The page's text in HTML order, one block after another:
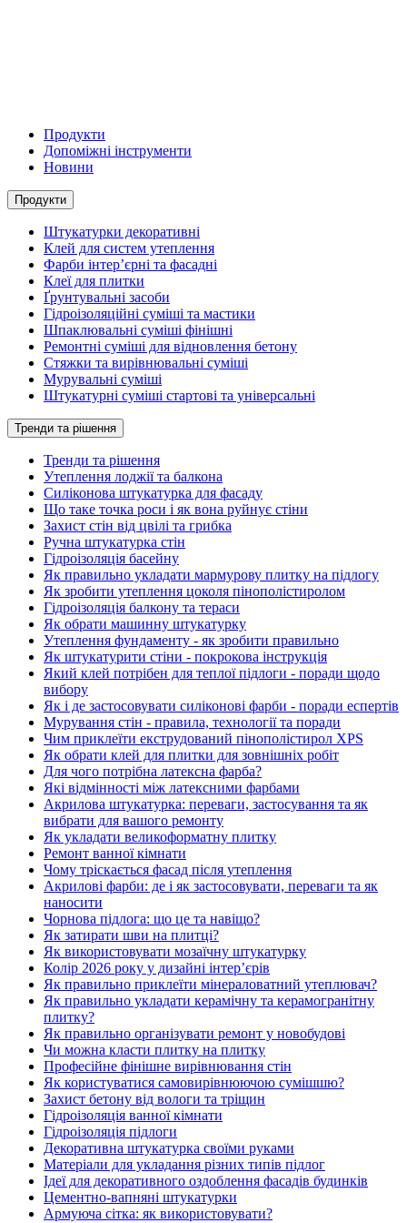
Продукти
Допоміжні інструменти
Новини
Продукти
Штукатурки декоративні
Клей для систем утеплення
Фарби інтер’єрні та фасадні
Клеї для плитки
Ґрунтувальні засоби
Гідроізоляційні суміші та мастики
Шпаклювальні суміші фінішні
Ремонтні суміші для відновлення бетону
Стяжки та вирівнювальні суміші
Мурувальні суміші
Штукатурні суміші стартові та універсальні
Тренди та рішення
Тренди та рішення
Утеплення лоджії та балкона
Силіконова штукатурка для фасаду
Що таке точка роси і як вона руйнує стіни
Захист стін від цвілі та грибка
Ручна штукатурка стін
Гідроізоляція басейну
Як правильно укладати мармурову плитку на підлогу
Як зробити утеплення цоколя пінополістиролом
Гідроізоляція балкону та тераси
Як обрати машинну штукатурку
Утеплення фундаменту - як зробити правильно
Як штукатурити стіни - покрокова інструкція
Який клей потрібен для теплої підлоги - поради щодо
вибору
Як і де застосовувати силіконові фарби - поради еспертів
Мурування стін - правила, технології та поради
Чим приклеїти екструдований пінополістирол XPS
Як обрати клей для плитки для зовнішніх робіт
Для чого потрібна латексна фарба?
Які відмінності між латексними фарбами
Акрилова штукатурка: переваги, застосування та як
вибрати для вашого ремонту
Як укладати великоформатну плитку
Ремонт ванної кімнати
Чому тріскається фасад після утеплення
Акрилові фарби: де і як застосовувати, переваги та як
наносити
Чорнова підлога: що це та навіщо?
Як затирати шви на плитці?
Як використовувати мозаїчну штукатурку
Колір 2026 року у дизайні інтерʼєрів
Як правильно приклеїти мінераловатний утеплювач?
Як правильно укладати керамічну та керамогранітну
плитку?
Як правильно організувати ремонт у новобудові
Чи можна класти плитку на плитку
Професійне фінішне вирівнювання стін
Як користуватися самовирівнюючою сумішшю?
Захист бетону від вологи та тріщин
Гідроізоляція ванної кімнати
Гідроізоляція підлоги
Декоративна штукатурка своїми руками
Матеріали для укладання різних типів підлог
Ідеї для декоративного оздоблення фасадів будинків
Цементно-вапняні штукатурки
Армуюча сітка: як використовувати?